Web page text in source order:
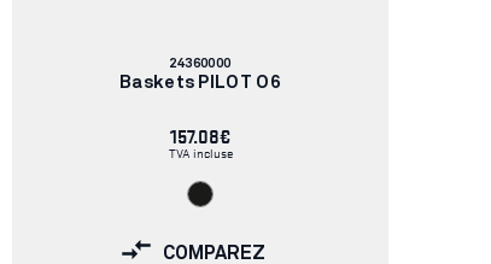
Numéro
d'article:
24360000
Baskets PILOT O6
157.08€
TVA incluse
COMPAREZ